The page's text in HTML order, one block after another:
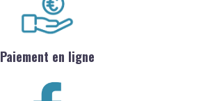
Paiement en ligne